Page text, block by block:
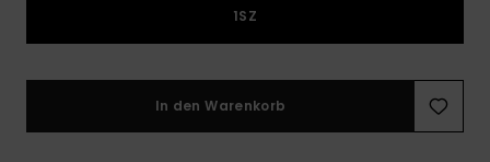
1SZ
In den Warenkorb